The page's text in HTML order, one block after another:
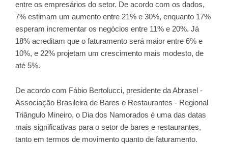
entre os empresários do setor. De acordo com os dados,
7% estimam um aumento entre 21% e 30%, enquanto 17%
esperam incrementar os negócios entre 11% e 20%. Já
18% acreditam que o faturamento será maior entre 6% e
10%, e 22% projetam um crescimento mais modesto, de
até 5%.
De acordo com Fábio Bertolucci, presidente da Abrasel -
Associação Brasileira de Bares e Restaurantes - Regional
Triângulo Mineiro, o Dia dos Namorados é uma das datas
mais significativas para o setor de bares e restaurantes,
tanto em termos de movimento quanto de faturamento.